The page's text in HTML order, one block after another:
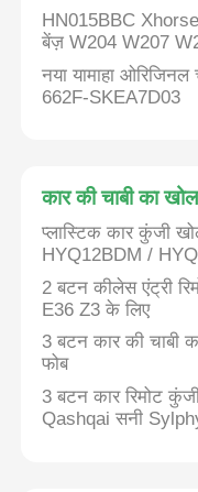
HN015BBC
बेंज़ W204 W207
नया यामाहा
662F-SKEA7D03
कार की चाबी का खोल
प्लास्टिक कार कुंजी
HYQ12BDM /
2 बटन कीलेस एंट्री
E36 Z3 के लिए
3 बटन कार की चाबी
फोब
3 बटन कार रिमोट
Qashqai सनी